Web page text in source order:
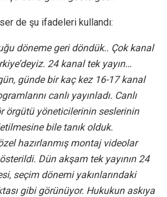
de şu ifadeleri kullandı:
döneme geri döndük.. Çok kanal
24 kanal tek yayın…
günde bir kaç kez 16-17 kanal
canlı yayınladı. Canlı
örgütü yöneticilerinin seslerinin
bile tanık olduk.
hazırlanmış montaj videolar
Dün akşam tek yayının 24
seçim dönemi yakınlarındaki
gibi görünüyor. Hukukun askıya